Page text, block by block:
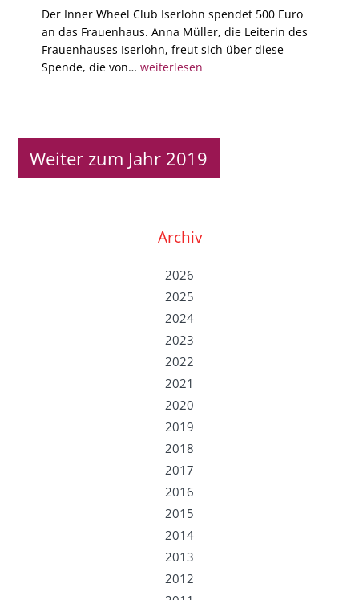
Der Inner Wheel Club Iserlohn spendet 500 Euro
an das Frauenhaus. Anna Müller, die Leiterin des
Frauenhauses Iserlohn, freut sich über diese
Spende, die von…weiterlesen
Weiter zum Jahr 2019
Archiv
2026
2025
2024
2023
2022
2021
2020
2019
2018
2017
2016
2015
2014
2013
2012